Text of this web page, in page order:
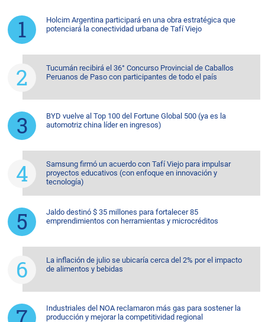
Holcim Argentina participará en una obra estratégica que
potenciará la conectividad urbana de Tafí Viejo
Tucumán recibirá el 36° Concurso Provincial de Caballos
Peruanos de Paso con participantes de todo el país
BYD vuelve al Top 100 del Fortune Global 500 (ya es la
automotriz china líder en ingresos)
Samsung firmó un acuerdo con Tafí Viejo para impulsar
proyectos educativos (con enfoque en innovación y
tecnología)
Jaldo destinó $ 35 millones para fortalecer 85
emprendimientos con herramientas y microcréditos
La inflación de julio se ubicaría cerca del 2% por el impacto
de alimentos y bebidas
Industriales del NOA reclamaron más gas para sostener la
producción y mejorar la competitividad regional